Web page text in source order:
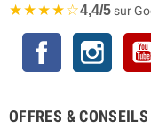
★★★★☆4,4/5sur
Facebook
OFFRES &